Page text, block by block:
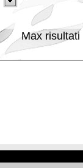
Max risultati